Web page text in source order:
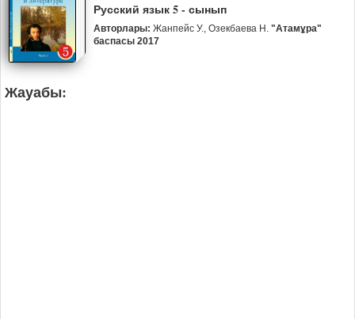
Русский язык 5 - сынып
Авторлары: Жанпейс У., Озекбаева Н. "Атамұра"
баспасы 2017
Жауабы: